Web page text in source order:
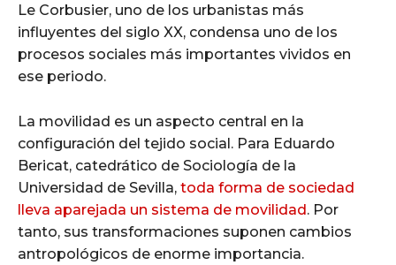
Le Corbusier, uno de los urbanistas más
influyentes del siglo XX, condensa uno de los
procesos sociales más importantes vividos en
ese periodo.
La movilidad es un aspecto central en la
configuración del tejido social. Para Eduardo
Bericat, catedrático de Sociología de la
Universidad de Sevilla, toda forma de sociedad
lleva aparejada un sistema de movilidad. Por
tanto, sus transformaciones suponen cambios
antropológicos de enorme importancia.